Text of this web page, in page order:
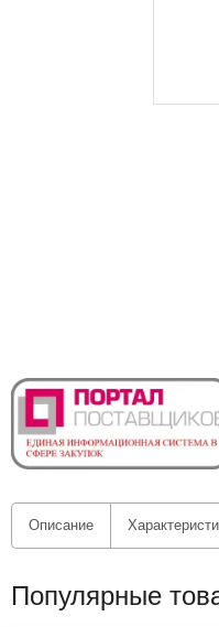
Описание
Популярные